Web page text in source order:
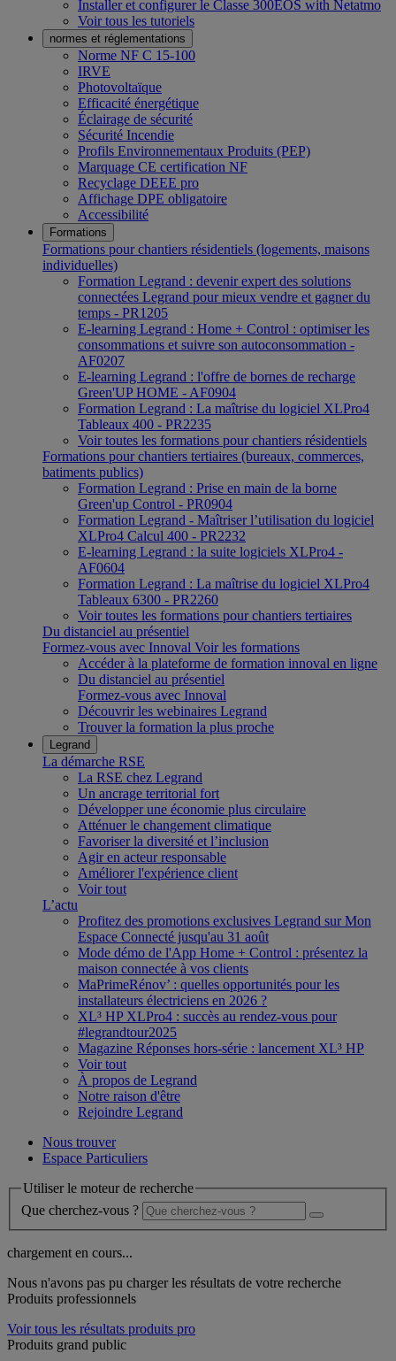
Installer et configurer le Classe 300EOS with Netatmo
Voir tous les tutoriels
normes et réglementations
Norme NF C 15-100
IRVE
Photovoltaïque
Efficacité énergétique
Éclairage de sécurité
Sécurité Incendie
Profils Environnementaux Produits (PEP)
Marquage CE certification NF
Recyclage DEEE pro
Affichage DPE obligatoire
Accessibilité
Formations
Formations pour chantiers résidentiels (logements, maisons
individuelles)
Formation Legrand : devenir expert des solutions
connectées Legrand pour mieux vendre et gagner du
temps - PR1205
E-learning Legrand : Home + Control : optimiser les
consommations et suivre son autoconsommation -
AF0207
E-learning Legrand : l'offre de bornes de recharge
Green'UP HOME - AF0904
Formation Legrand : La maîtrise du logiciel XLPro4
Tableaux 400 - PR2235
Voir toutes les formations pour chantiers résidentiels
Formations pour chantiers tertiaires (bureaux, commerces,
batiments publics)
Formation Legrand : Prise en main de la borne
Green'up Control - PR0904
Formation Legrand - Maîtriser l’utilisation du logiciel
XLPro4 Calcul 400 - PR2232
E-learning Legrand : la suite logiciels XLPro4 -
AF0604
Formation Legrand : La maîtrise du logiciel XLPro4
Tableaux 6300 - PR2260
Voir toutes les formations pour chantiers tertiaires
Du distanciel au présentiel
Formez-vous avec Innoval Voir les formations
Accéder à la plateforme de formation innoval en ligne
Du distanciel au présentiel
Formez-vous avec Innoval
Découvrir les webinaires Legrand
Trouver la formation la plus proche
Legrand
La démarche RSE
La RSE chez Legrand
Un ancrage territorial fort
Développer une économie plus circulaire
Atténuer le changement climatique
Favoriser la diversité et l’inclusion
Agir en acteur responsable
Améliorer l'expérience client
Voir tout
L’actu
Profitez des promotions exclusives Legrand sur Mon
Espace Connecté jusqu'au 31 août
Mode démo de l'App Home + Control : présentez la
maison connectée à vos clients
MaPrimeRénov’ : quelles opportunités pour les
installateurs électriciens en 2026 ?
XL³ HP XLPro4 : succès au rendez-vous pour
#legrandtour2025
Magazine Réponses hors-série : lancement XL³ HP
Voir tout
À propos de Legrand
Notre raison d'être
Rejoindre Legrand
Nous trouver
Espace Particuliers
Utiliser le moteur de recherche
Que cherchez-vous ?
chargement en cours...
Nous n'avons pas pu charger les résultats de votre recherche
Produits professionnels
Voir tous les résultats produits pro
Produits grand public